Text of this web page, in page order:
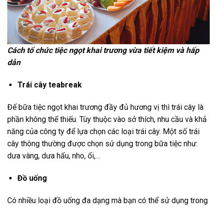
Cách tổ chức tiệc ngọt khai trương vừa tiết kiệm và hấp
dẫn
Trái cây teabreak
Để bữa tiệc ngọt khai trương đầy đủ hương vị thì trái cây là
phần không thể thiếu. Tùy thuộc vào sở thích, nhu cầu và khả
năng của công ty để lựa chọn các loại trái cây. Một số trái
cây thông thường được chọn sử dụng trong bữa tiệc như:
dưa vàng, dưa hấu, nho, ổi,…
Đồ uống
Có nhiều loại đồ uống đa dạng mà bạn có thể sử dụng trong